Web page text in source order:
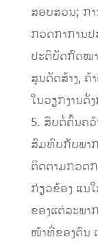
ສອບສວນ; ກ
ກວດກາການ
ປະຕິບັດກົດໝ
ສູນດັດສ້າງ, ຄ້
ໃນວຽກງານດັ່
5. ສືບຕໍ່ຄົ້ນຄວ້
ສົມທົບກັບພາ
ຕິດຕາມກວດ
ກ່ຽວຂ້ອງ ແນ
ຂອງແຕ່ລະພາ
ໜ້າທີ່ຂອງຕົນ